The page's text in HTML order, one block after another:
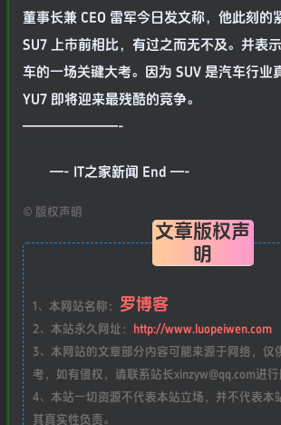
董事长兼 CEO 雷军今日发文称，他此刻的
SU7 上市前相比，有过之而无不及。并表
车的一场关键大考。因为 SUV 是汽车行业
YU7 即将迎来最残酷的竞争。
———————-
—- IT之家新闻 End —-
© 版权声明
文章版权声
明
1、本网站名称： 罗博客
2、本站永久网址：
http://www.luopeiwen.com
3、本网站的文章部分内容可能来源于网络，仅
考，如有侵权，请联系站长xinzyw@qq.com进行
4、本站一切资源不代表本站立场，并不代表本
其真实性负责。